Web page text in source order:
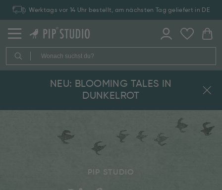
Werktags vor 14 Uhr bestellt, am nächsten Tag geliefert in DE
NEU: BLOOMING TALES IN
DUNKELROT
PIP STUDIO